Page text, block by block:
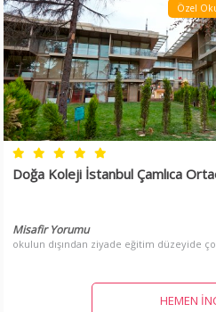
Özel
Doğa Koleji İstanbul Çamlıca
Misafir Yorumu
okulun dışından ziyade eğitim düzeyide çok
HEMEN